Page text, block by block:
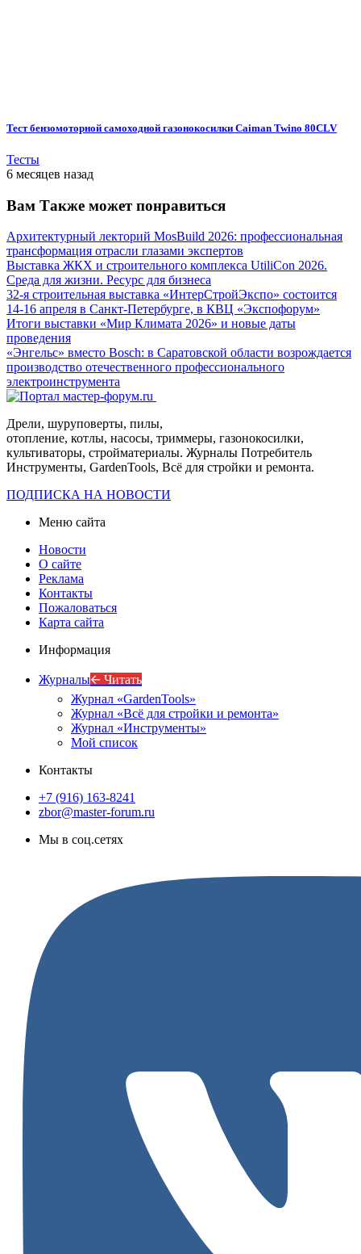
Тест бензомоторной самоходной газонокосилки Caiman Twino 80CLV
Тесты
6 месяцев назад
Вам Также может понравиться
Архитектурный лекторий MosBuild 2026: профессиональная
трансформация отрасли глазами экспертов
Выставка ЖКХ и строительного комплекса UtiliCon 2026.
Среда для жизни. Ресурс для бизнеса
32-я строительная выставка «ИнтерСтройЭкспо» состоится
14-16 апреля в Санкт-Петербурге, в КВЦ «Экспофорум»
Итоги выставки «Мир Климата 2026» и новые даты
проведения
«Энгельс» вместо Bosch: в Саратовской области возрождается
производство отечественного профессионального
электроинструмента
Дрели, шуруповерты, пилы,
отопление, котлы, насосы, триммеры, газонокосилки,
культиваторы, стройматериалы. Журналы Потребитель
Инструменты, GardenTools, Всё для стройки и ремонта.
ПОДПИСКА НА НОВОСТИ
Меню сайта
Новости
О сайте
Реклама
Контакты
Пожаловаться
Карта сайта
Информация
Журналы🡨 Читать
Журнал «GardenTools»
Журнал «Всё для стройки и ремонта»
Журнал «Инструменты»
Мой список
Контакты
+7 (916) 163-8241
zbor@master-forum.ru
Мы в соц.сетях